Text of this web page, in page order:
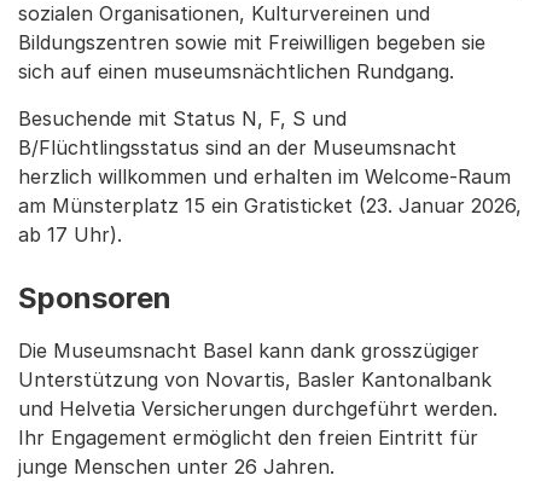
sozialen Organisationen, Kulturvereinen und
Bildungszentren sowie mit Freiwilligen begeben sie
sich auf einen museumsnächtlichen Rundgang.
Besuchende mit Status N, F, S und
B/Flüchtlingsstatus sind an der Museumsnacht
herzlich willkommen und erhalten im Welcome-Raum
am Münsterplatz 15 ein Gratisticket (23. Januar 2026,
ab 17 Uhr).
Sponsoren
Die Museumsnacht Basel kann dank grosszügiger
Unterstützung von Novartis, Basler Kantonalbank
und Helvetia Versicherungen durchgeführt werden.
Ihr Engagement ermöglicht den freien Eintritt für
junge Menschen unter 26 Jahren.